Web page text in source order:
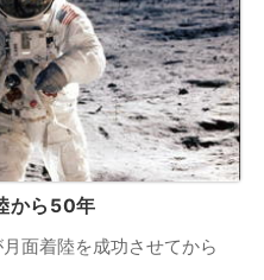
から50年
面着陸を成功させてから